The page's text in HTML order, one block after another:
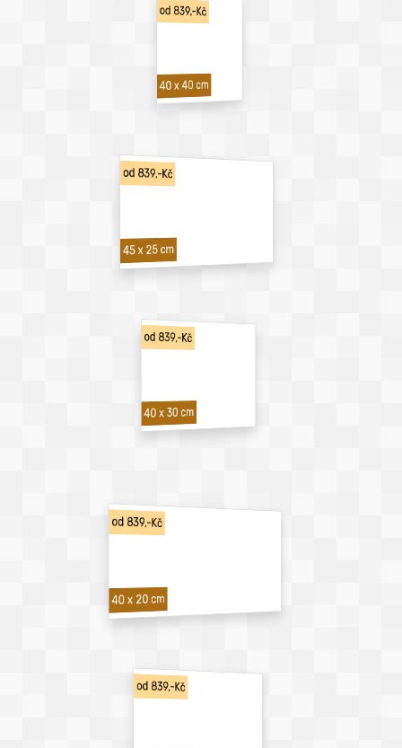
od 839,-Kč
40 x 40 cm
od 839,-Kč
45 x 25 cm
od 839,-Kč
40 x 30 cm
od 839,-Kč
40 x 20 cm
od 839,-Kč